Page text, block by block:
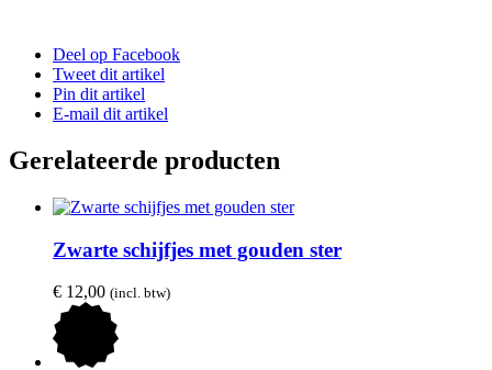
Deel op Facebook
Tweet dit artikel
Pin dit artikel
E-mail dit artikel
Gerelateerde producten
Zwarte schijfjes met gouden ster
€ 12,00 (incl. btw)